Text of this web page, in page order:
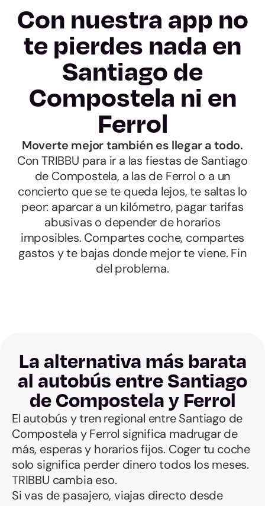
Con nuestra app no
te pierdes nada en
Santiago de
Compostela ni en
Ferrol
Moverte mejor también es llegar a todo.
Con TRIBBU para ir a las fiestas de Santiago
de Compostela, a las de Ferrol o a un
concierto que se te queda lejos, te saltas lo
peor: aparcar a un kilómetro, pagar tarifas
abusivas o depender de horarios
imposibles. Compartes coche, compartes
gastos y te bajas donde mejor te viene. Fin
del problema.
La alternativa más barata
al autobús entre Santiago
de Compostela y Ferrol
El autobús y tren regional entre Santiago de
Compostela y Ferrol significa madrugar de
más, esperas y horarios fijos. Coger tu coche
solo significa perder dinero todos los meses.
TRIBBU cambia eso.
Si vas de pasajero, viajas directo desde